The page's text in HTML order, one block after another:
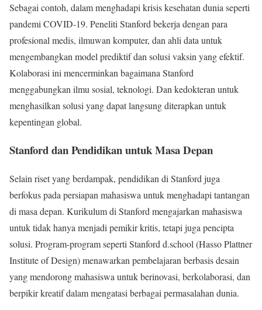
Sebagai contoh, dalam menghadapi krisis kesehatan dunia seperti
pandemi COVID-19. Peneliti Stanford bekerja dengan para
profesional medis, ilmuwan komputer, dan ahli data untuk
mengembangkan model prediktif dan solusi vaksin yang efektif.
Kolaborasi ini mencerminkan bagaimana Stanford
menggabungkan ilmu sosial, teknologi. Dan kedokteran untuk
menghasilkan solusi yang dapat langsung diterapkan untuk
kepentingan global.
Stanford dan Pendidikan untuk Masa Depan
Selain riset yang berdampak, pendidikan di Stanford juga
berfokus pada persiapan mahasiswa untuk menghadapi tantangan
di masa depan. Kurikulum di Stanford mengajarkan mahasiswa
untuk tidak hanya menjadi pemikir kritis, tetapi juga pencipta
solusi. Program-program seperti Stanford d.school (Hasso Plattner
Institute of Design) menawarkan pembelajaran berbasis desain
yang mendorong mahasiswa untuk berinovasi, berkolaborasi, dan
berpikir kreatif dalam mengatasi berbagai permasalahan dunia.